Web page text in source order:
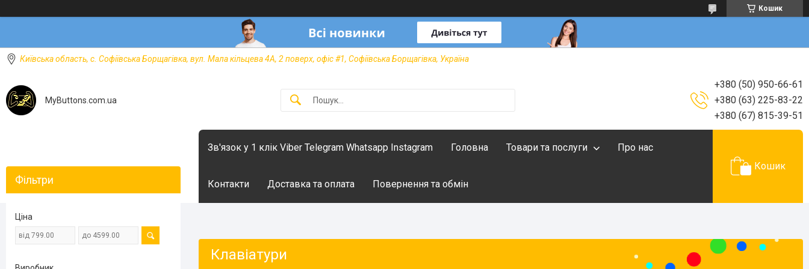
Кошик
Київська область, с. Софіївська Борщагівка, вул. Мала кільцева 4А, 2 поверх, офіс #1, Софіївська Борщагівка, Україна
MyButtons.com.ua
+380 (50) 950-66-61
+380 (63) 225-83-22
+380 (67) 815-39-51
Зв'язок у 1 клік Viber Telegram Whatsapp Instagram Головна Товари та послуги Про нас
Контакти Доставка та оплата Повернення та обмін
Кошик
Клавіатури
Фільтри
Ціна